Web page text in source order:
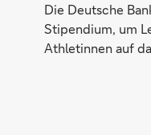
Die Deutsche
Stipendium, um
Athletinnen auf